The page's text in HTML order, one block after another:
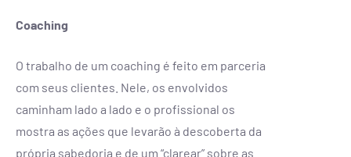
Coaching
O trabalho de um coaching é feito em parceria
com seus clientes. Nele, os envolvidos
caminham lado a lado e o profissional os
mostra as ações que levarão à descoberta da
própria sabedoria e de um “clarear” sobre as